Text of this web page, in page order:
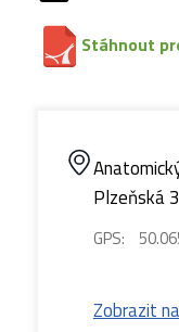
Stáhnout
Plzeňská
GPS:
Zobrazit